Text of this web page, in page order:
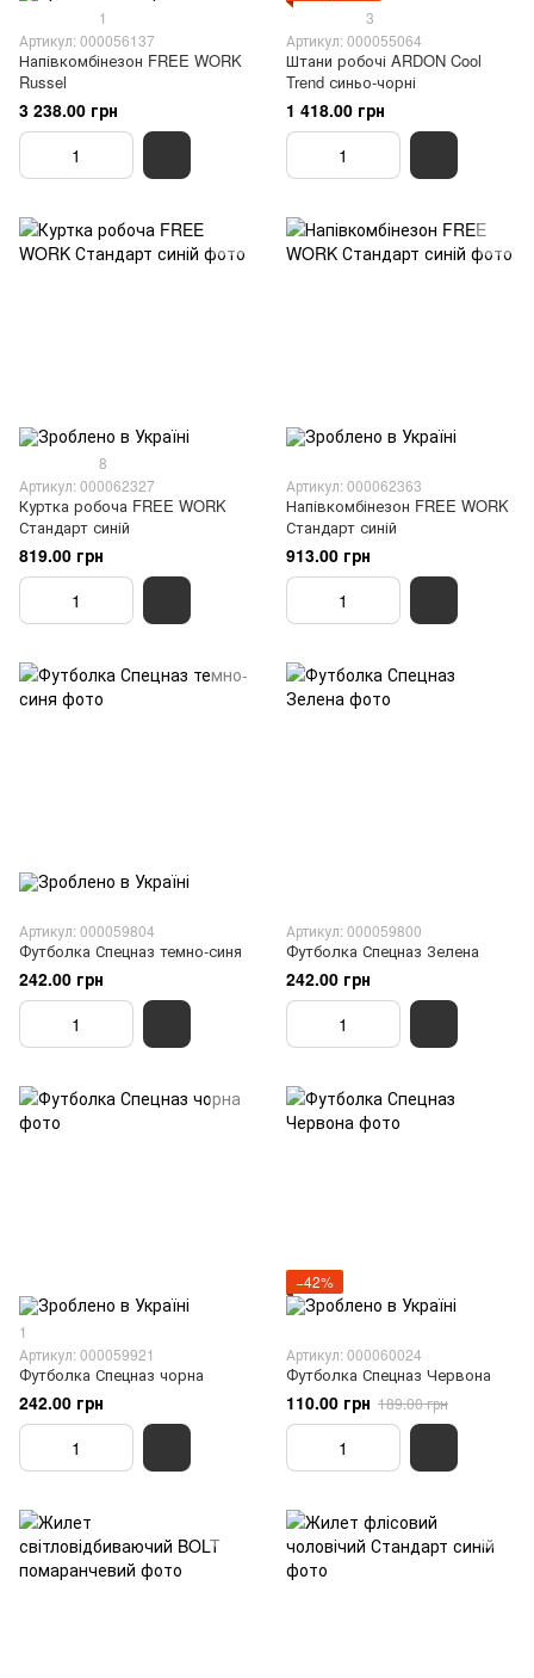
1
Артикул: 000056137
Напівкомбінезон FREE WORK
Russel
3 238.00 грн
3
Артикул: 000055064
Штани робочі ARDON Cool
Trend синьо-чорні
1 418.00 грн
8
Артикул: 000062327
Куртка робоча FREE WORK
Стандарт синій
819.00 грн
Артикул: 000062363
Напівкомбінезон FREE WORK
Стандарт синій
913.00 грн
Артикул: 000059804
Футболка Спецназ темно-синя
242.00 грн
Артикул: 000059800
Футболка Спецназ Зелена
242.00 грн
1
Артикул: 000059921
Футболка Спецназ чорна
242.00 грн
−42%
Артикул: 000060024
Футболка Спецназ Червона
110.00 грн 189.00 грн